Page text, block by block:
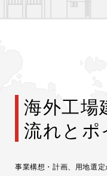
海外工場
流れとポ
事業構想・計画、用地選定